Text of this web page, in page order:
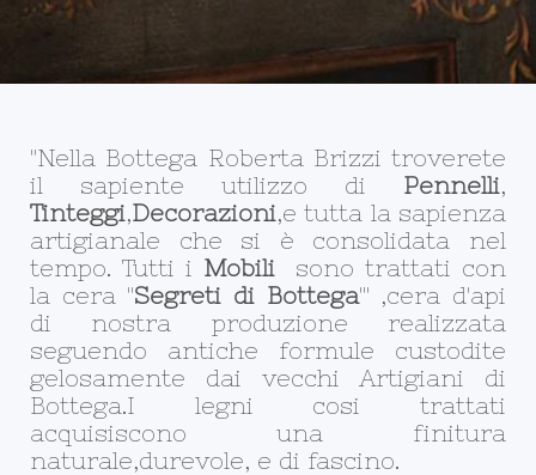
"Nella Bottega Roberta Brizzi troverete
il sapiente utilizzo di Pennelli,
Tinteggi,Decorazioni,e tutta la sapienza
artigianale che si è consolidata nel
tempo. Tutti i Mobili
sono trattati con
la cera "Segreti di Bottega"' ,cera d'api
di nostra produzione realizzata
seguendo antiche formule custodite
gelosamente dai vecchi Artigiani di
Bottega.I legni cosi trattati
acquisiscono una finitura
naturale,durevole, e di fascino.